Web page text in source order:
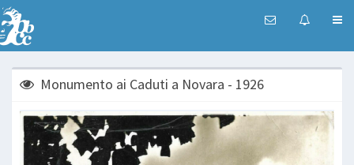
Monumento ai Caduti a Novara - 1926